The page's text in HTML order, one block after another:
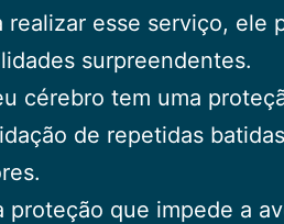
realizar esse serviço, ele
surpreendentes.
cérebro tem uma
de repetidas
proteção que impede a